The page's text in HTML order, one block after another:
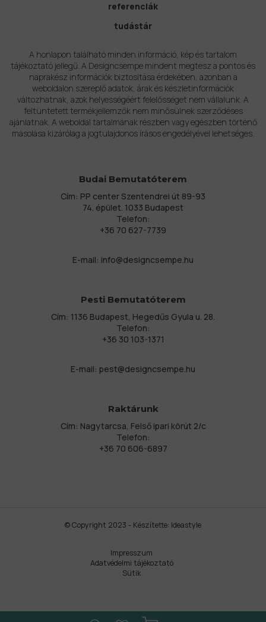
referenciák
tudástár
A honlapon található minden információ, kép és tartalom
tájékoztató jellegű. A Designcsempe mindent megtesz a pontos és
naprakész információk biztosítása érdekében, azonban a
weboldalon szereplő adatok, árak és készletinformációk
változhatnak, azok helyességéért felelősséget nem vállalunk. A
feltüntetett termékjellemzők nem minősülnek szerződéses
ajánlatnak. A weboldal tartalmának részben vagy egészben történő
másolása kizárólag a jogtulajdonos írásos engedélyével lehetséges.
Budai Bemutatóterem
Cím: PP center Szentendrei út 89-93
74. épület. 1033 Budapest
Telefon:
+36 70 627-7739
E-mail: info@designcsempe.hu
Pesti Bemutatóterem
Cím: 1136 Budapest, Hegedűs Gyula u. 28.
Telefon:
+36 30 103-1371
E-mail: pest@designcsempe.hu
Raktárunk
Cím: Nagytarcsa, Felső ipari körút 2/c
Telefon:
+36 70 606-6897
© Copyright 2023 - Készítette: Ideastyle
Impresszum
Adatvédelmi tájékoztató
Sütik